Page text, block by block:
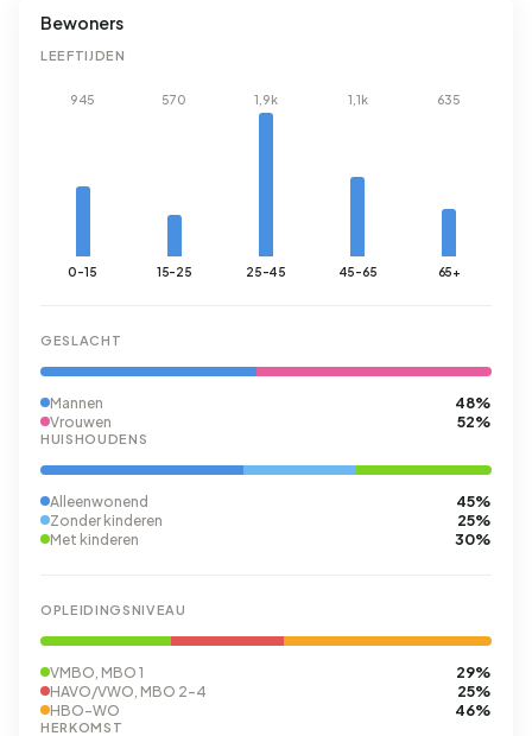
Bewoners
LEEFTIJDEN
945
0-15
570
15-25
1,9k
25-45
1,1k
45-65
635
65+
GESLACHT
Mannen 48%
Vrouwen 52%
HUISHOUDENS
Alleenwonend 45%
Zonder kinderen 25%
Met kinderen 30%
OPLEIDINGSNIVEAU
VMBO, MBO 1 29%
HAVO/VWO, MBO 2-4 25%
HBO-WO 46%
HERKOMST